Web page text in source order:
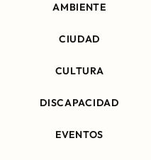
AMBIENTE
CIUDAD
CULTURA
DISCAPACIDAD
EVENTOS